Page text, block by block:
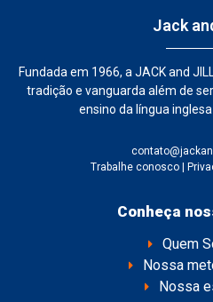
Jack
Fundada em 1966, a JACK and
tradição e vanguarda além de
ensino da língua
Trabalhe conosco |
Conheça
Quem
Nossa
Nossa